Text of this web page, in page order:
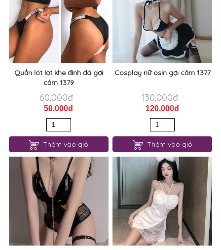
Quần lót lọt khe đính đá gợi
cảm 1379
60,000đ
50,000đ
Thêm vào giỏ
Cosplay nữ osin gợi cảm 1377
130,000đ
120,000đ
Thêm vào giỏ